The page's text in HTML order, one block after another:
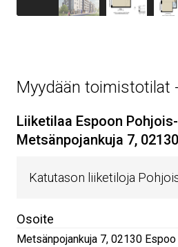
Myydään toimistotilat
Liiketilaa Espoon
Metsänpojankuja 7,
Katutason liiketiloja
Osoite
Metsänpojankuja 7, 02130 Espoo